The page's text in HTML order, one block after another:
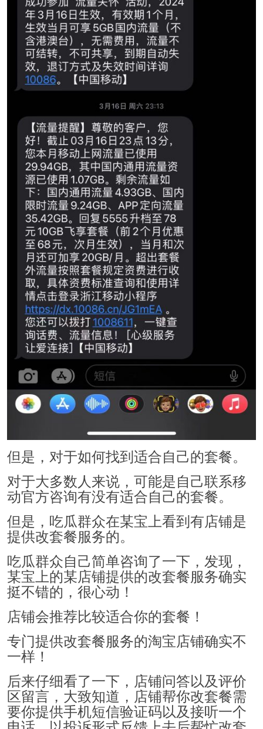
但是，对于如何找到适合自己的套餐。
对于大多数人来说，可能是自己联系移
动官方咨询有没有适合自己的套餐。
但是，吃瓜群众在某宝上看到有店铺是
提供改套餐服务的。
吃瓜群众自己简单咨询了一下，发现，
某宝上的某店铺提供的改套餐服务确实
挺不错的，很心动！
店铺会推荐比较适合你的套餐！
专门提供改套餐服务的淘宝店铺确实不
一样！
后来仔细看了一下，店铺问答以及评价
区留言，大致知道，店铺帮你改套餐需
要你提供手机短信验证码以及接听一个